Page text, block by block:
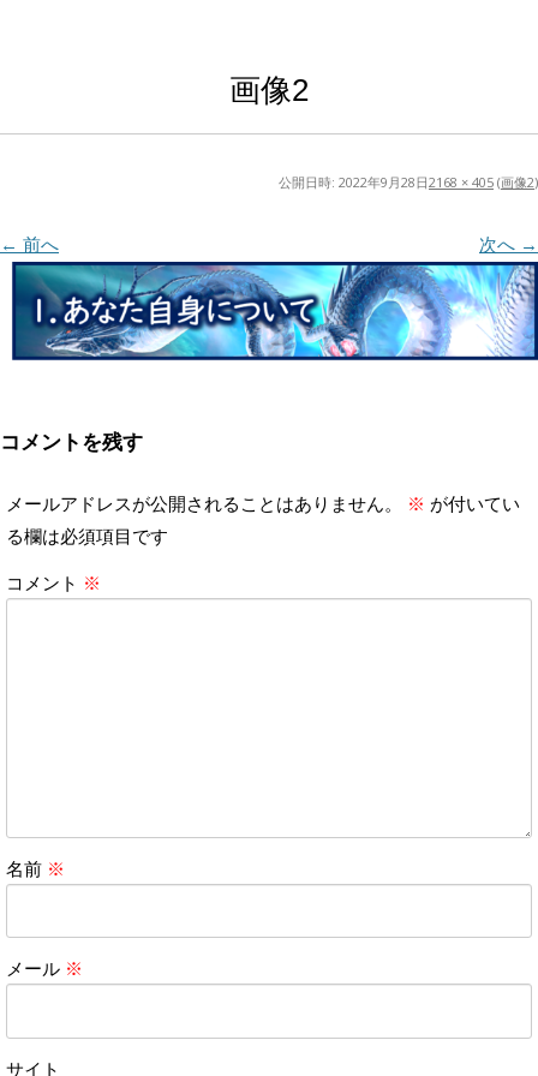
画像2
公開日時: 2022年9月28日2168 × 405 (画像2)
← 前へ 次へ →
コメントを残す
メールアドレスが公開されることはありません。 ※ が付いてい
る欄は必須項目です
コメント ※
名前 ※
メール ※
サイト